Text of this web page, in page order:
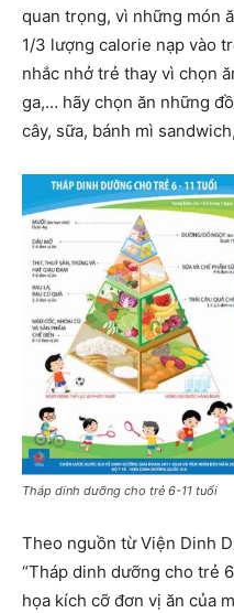
quan trọng, vì những món
1/3 lượng calorie nạp vào
nhắc nhở trẻ thay vì chọn
ga,… hãy chọn ăn những
cây, sữa, bánh mì
Tháp dinh dưỡng cho trẻ 6-11 tuổi
Theo nguồn từ Viện Dinh
“Tháp dinh dưỡng cho trẻ
họa kích cỡ đơn vị ăn của